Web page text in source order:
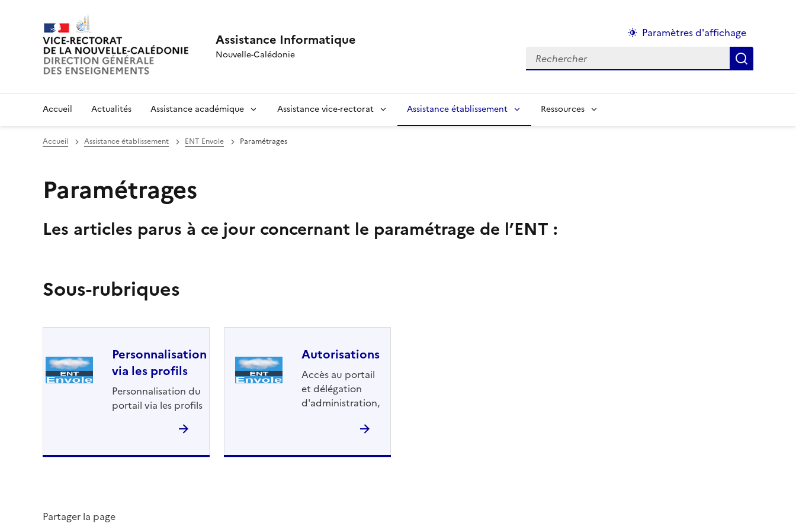
Assistance Informatique
Nouvelle-Calédonie
Paramètres d'affichage
Rechercher :
Accueil Actualités Assistance académique Assistance vice-rectorat Assistance établissement Ressources
Accueil Assistance établissement ENT Envole Paramétrages
Paramétrages
Les articles parus à ce jour concernant le paramétrage de l’ENT :
Sous-rubriques
Personnalisation
via les profils
Personnalisation du
portail via les profils
Autorisations
Accès au portail
et délégation
d'administration,
Partager la page